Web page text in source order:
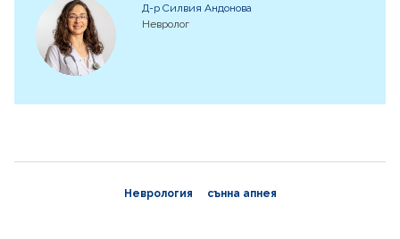
Д-р Силвия Андонова
Невролог
Неврология сънна апнея